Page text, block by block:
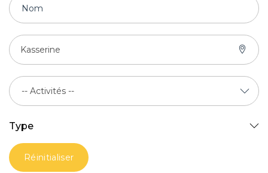
Kasserine
Type
Réinitialiser